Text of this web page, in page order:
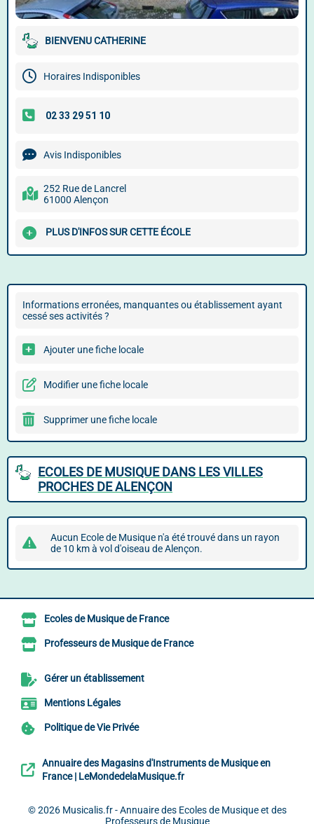
BIENVENU CATHERINE
Horaires Indisponibles
Avis Indisponibles
252 Rue de Lancrel
61000 Alençon
PLUS D'INFOS SUR CETTE ÉCOLE
Informations erronées, manquantes ou établissement ayant
cessé ses activités ?
Ajouter une fiche locale
Modifier une fiche locale
Supprimer une fiche locale
ECOLES DE MUSIQUE DANS LES VILLES
PROCHES DE ALENÇON
Aucun Ecole de Musique n'a été trouvé dans un rayon
de 10 km à vol d'oiseau de Alençon.
Ecoles de Musique de France
Professeurs de Musique de France
Gérer un établissement
Mentions Légales
Politique de Vie Privée
Annuaire des Magasins d'Instruments de Musique en
France | LeMondedelaMusique.fr
© 2026 Musicalis.fr - Annuaire des Ecoles de Musique et des
Professeurs de Musique